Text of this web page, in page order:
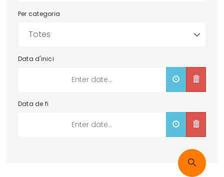
Per categoria
Data d'inici
Data de fi
Cercar